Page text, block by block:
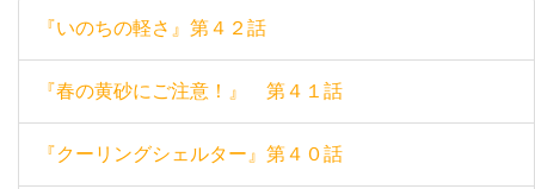
『いのちの軽さ』第４２話
『春の黄砂にご注意！』 第４１話
『クーリングシェルター』第４０話